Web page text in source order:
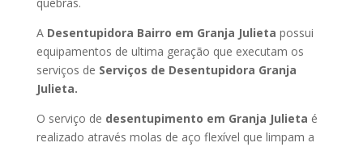
A Desentupidora Bairro em Granja Julieta possui
equipamentos de ultima geração que executam os
serviços de Serviços de Desentupidora Granja
Julieta.
O serviço de desentupimento em Granja Julieta é
realizado através molas de aço flexível que limpam a